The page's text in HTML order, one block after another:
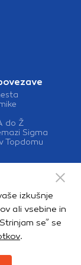
do Ž
Sigma
Topdomu
izkušnje
ali vsebine in
se” se
.